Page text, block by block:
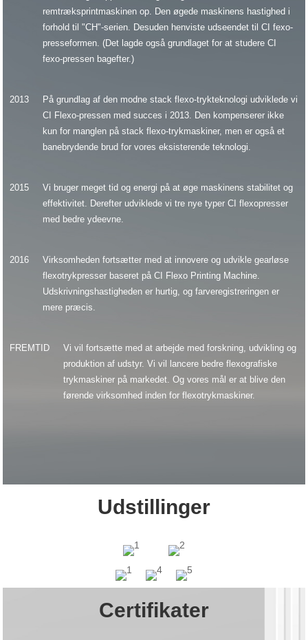
remtræksprintmaskinen op. Den øgede maskinens hastighed i
forhold til "CH"-serien. Desuden henviste udseendet til CI fexo-
presseformen. (Det lagde også grundlaget for at studere CI
fexo-pressen bagefter.)
2013
På grundlag af den modne stack flexo-trykteknologi udviklede vi
CI Flexo-pressen med succes i 2013. Den kompenserer ikke
kun for manglen på stack flexo-trykmaskiner, men er også et
banebrydende brud for vores eksisterende teknologi.
2015
Vi bruger meget tid og energi på at øge maskinens stabilitet og
effektivitet. Derefter udviklede vi tre nye typer CI flexopresser
med bedre ydeevne.
2016
Virksomheden fortsætter med at innovere og udvikle gearløse
flexotrykpresser baseret på CI Flexo Printing Machine.
Udskrivningshastigheden er hurtig, og farveregistreringen er
mere præcis.
FREMTID
Vi vil fortsætte med at arbejde med forskning, udvikling og
produktion af udstyr. Vi vil lancere bedre flexografiske
trykmaskiner på markedet. Og vores mål er at blive den
førende virksomhed inden for flexotrykmaskiner.
Udstillinger
Certifikater